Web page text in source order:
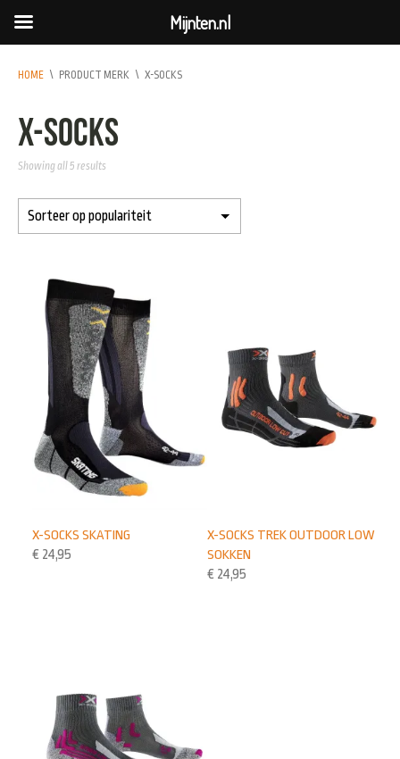
HOME \ PRODUCT MERK \ X-SOCKS
X-SOCKS
Showing all 5 results
X-SOCKS TREK OUTDOOR LOW
SOKKEN
€ 24,95
X-SOCKS SKATING
€ 24,95
Mijnten.nl